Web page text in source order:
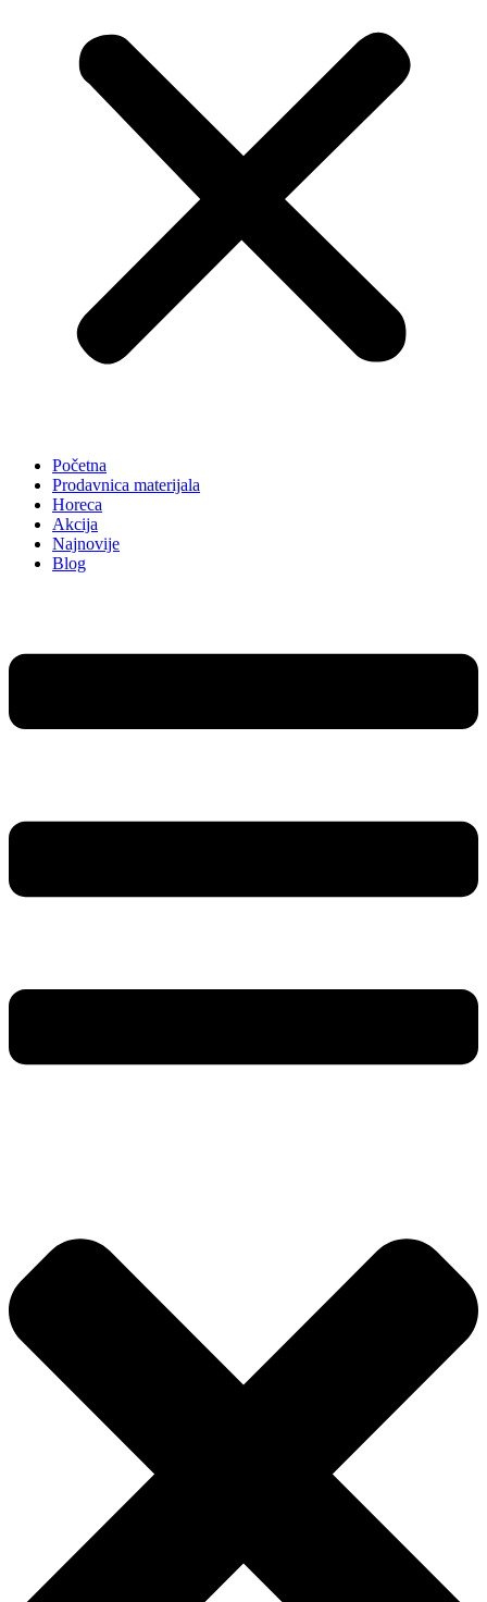
Početna
Prodavnica materijala
Horeca
Akcija
Najnovije
Blog